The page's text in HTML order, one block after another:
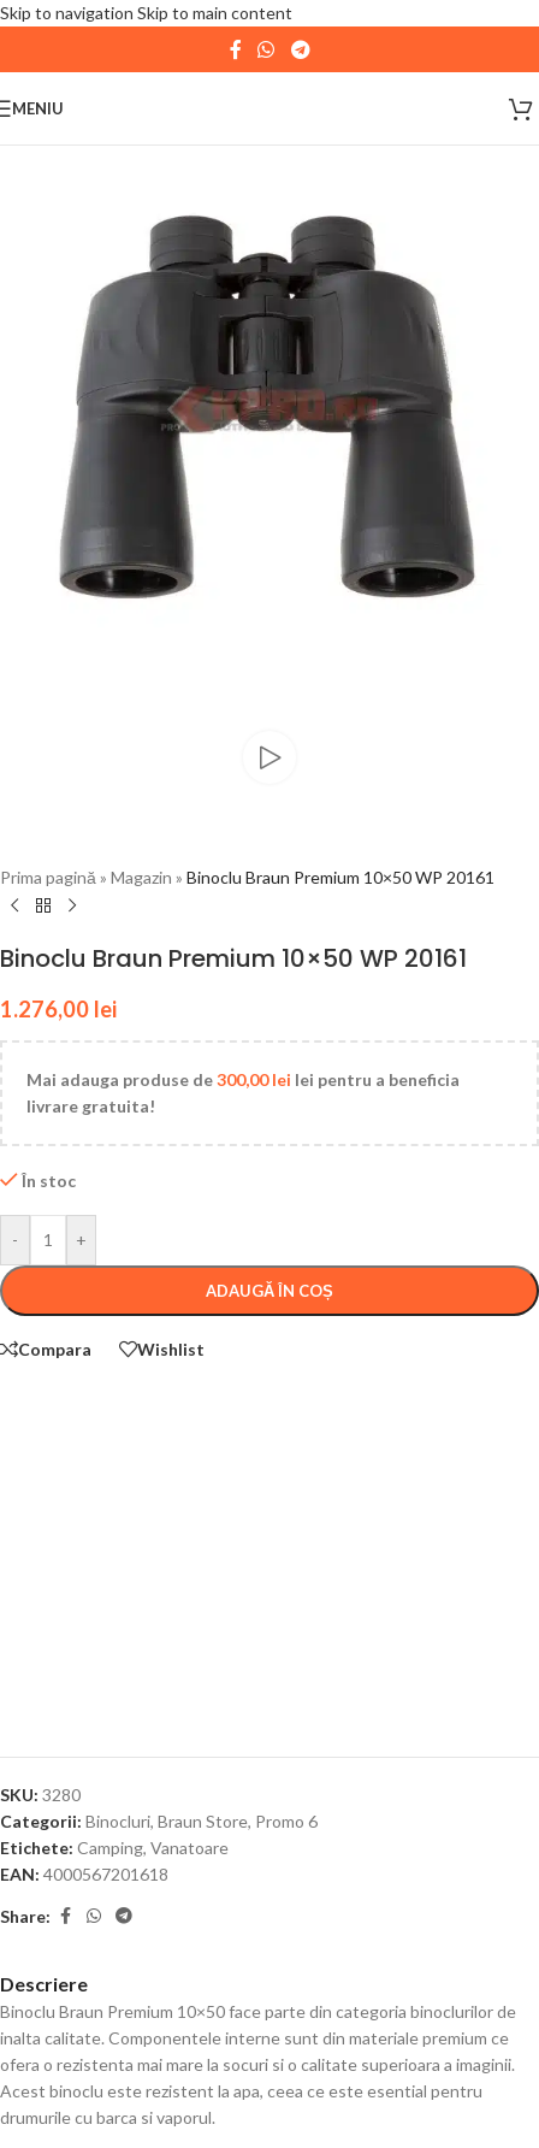
Skip to navigation Skip to main content
| 📦 Program livrari|In perioada11 August - 18
August,
MENIU
Prima pagină » Magazin » Binoclu Braun Premium 10×50 WP 20161
Binoclu Braun Premium 10×50 WP 20161
1.276,00 lei
Mai adauga produse de300,00lei lei pentru a beneficia
livrare gratuita!
În stoc
- +
ADAUGĂ ÎN COȘ
Compara Wishlist
SKU: 3280
Categorii: Binocluri, Braun Store, Promo 6
Etichete: Camping, Vanatoare
EAN: 4000567201618
Share:
Descriere
Binoclu Braun Premium 10×50 face parte din categoria binoclurilor de
inalta calitate. Componentele interne sunt din materiale premium ce
ofera o rezistenta mai mare la socuri si o calitate superioara a imaginii.
Acest binoclu este rezistent la apa, ceea ce este esential pentru
drumurile cu barca si vaporul.